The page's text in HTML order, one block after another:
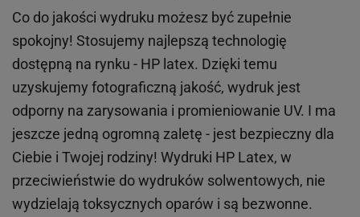
Co do jakości wydruku możesz być zupełnie
spokojny! Stosujemy najlepszą technologię
dostępną na rynku - HP latex. Dzięki temu
uzyskujemy fotograficzną jakość, wydruk jest
odporny na zarysowania i promieniowanie UV. I ma
jeszcze jedną ogromną zaletę - jest bezpieczny dla
Ciebie i Twojej rodziny! Wydruki HP Latex, w
przeciwieństwie do wydruków solwentowych, nie
wydzielają toksycznych oparów i są bezwonne.